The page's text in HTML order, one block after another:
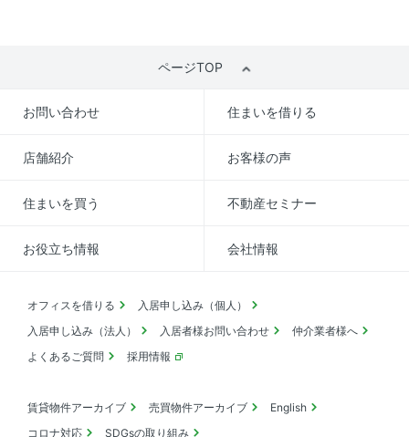
ページTOP
お問い合わせ 住まいを借りる
店舗紹介 お客様の声
住まいを買う 不動産セミナー
お役立ち情報 会社情報
オフィスを借りる
入居申し込み（個人）
入居申し込み（法人）
入居者様お問い合わせ
仲介業者様へ
よくあるご質問
採用情報
賃貸物件アーカイブ 売買物件アーカイブ
English
コロナ対応
SDGsの取り組み